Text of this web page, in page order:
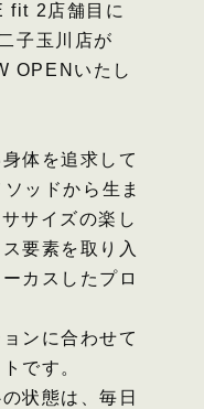
fit 2店舗目に
子玉川店が
OPENいたし
体を追求して
ッドから生ま
サイズの楽し
要素を取り入
カスしたプロ
ンに合わせて
です。
状態は、毎日